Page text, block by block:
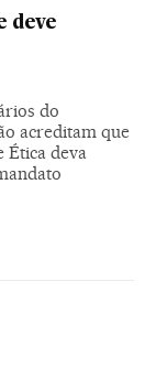
deve
do
acreditam que
Ética deva